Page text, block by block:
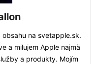
na svetapple.sk.
a milujem Apple najmä
a produkty. Mojím